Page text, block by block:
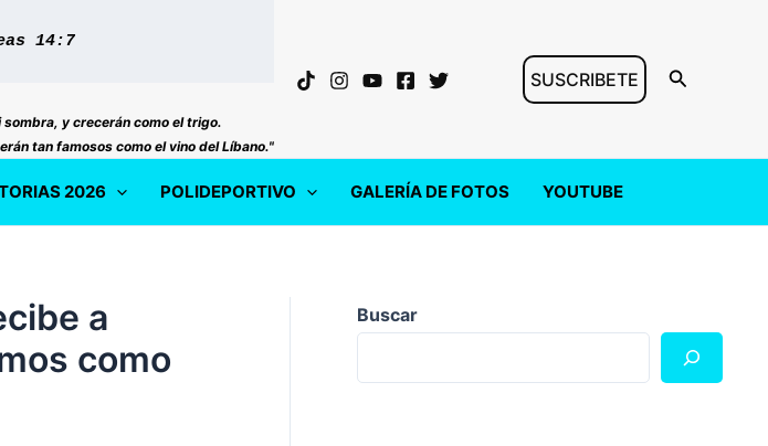
14:7
sombra, y crecerán como el trigo.
tan famosos como el vino del Líbano."
SUSCRIBETE Buscar
2026 POLIDEPORTIVO GALERÍA DE FOTOS YOUTUBE
a
como
Buscar